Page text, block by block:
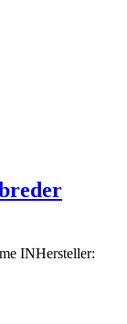
INHersteller: